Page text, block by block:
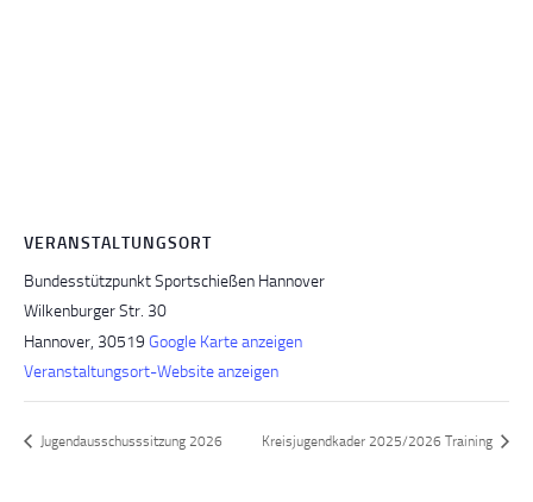
VERANSTALTUNGSORT
Bundesstützpunkt Sportschießen Hannover
Wilkenburger Str. 30
Hannover, 30519 Google Karte anzeigen
Veranstaltungsort-Website anzeigen
Jugendausschusssitzung 2026 Kreisjugendkader 2025/2026 Training